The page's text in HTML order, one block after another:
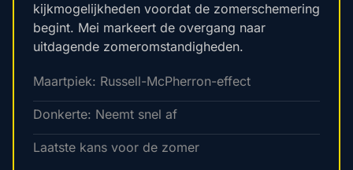
kijkmogelijkheden voordat de zomerschemering
begint. Mei markeert de overgang naar
uitdagende zomeromstandigheden.
Maartpiek: Russell-McPherron-effect
Donkerte: Neemt snel af
Laatste kans voor de zomer